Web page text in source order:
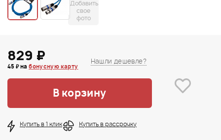
Добавить
свое
фото
829 ₽
45 ₽ набонусную карту
Нашли дешевле?
В корзину
Купить в 1 клик Купить в рассрочку